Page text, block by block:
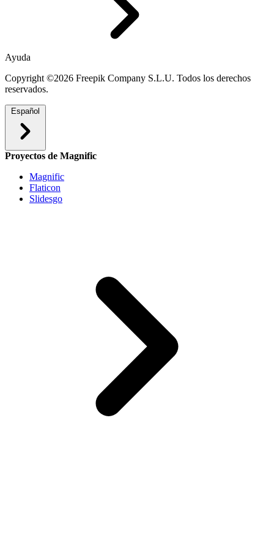
Ayuda
Copyright ©2026 Freepik Company S.L.U. Todos los derechos
reservados.
Español
Proyectos de Magnific
Magnific
Flaticon
Slidesgo